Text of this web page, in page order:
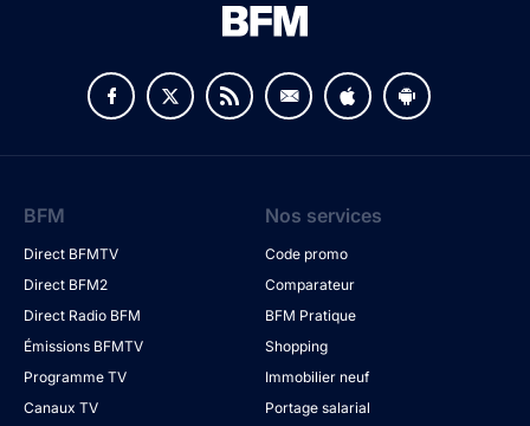
BFM
Direct BFMTV
Direct BFM2
Direct Radio BFM
Émissions BFMTV
Programme TV
Canaux TV
Nos services
Code promo
Comparateur
BFM Pratique
Shopping
Immobilier neuf
Portage salarial